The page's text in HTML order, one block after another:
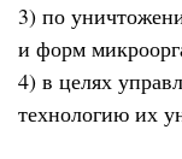
3) по
и форм
4) в целях
технологию их